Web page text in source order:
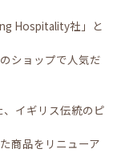
Hospitality社」と
ショップで人気だ
イギリス伝統のピ
商品をリニューア